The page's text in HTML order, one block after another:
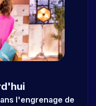
l'engrenage de